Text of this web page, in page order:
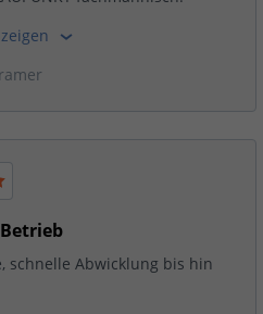
schnelle Abwicklung bis hin